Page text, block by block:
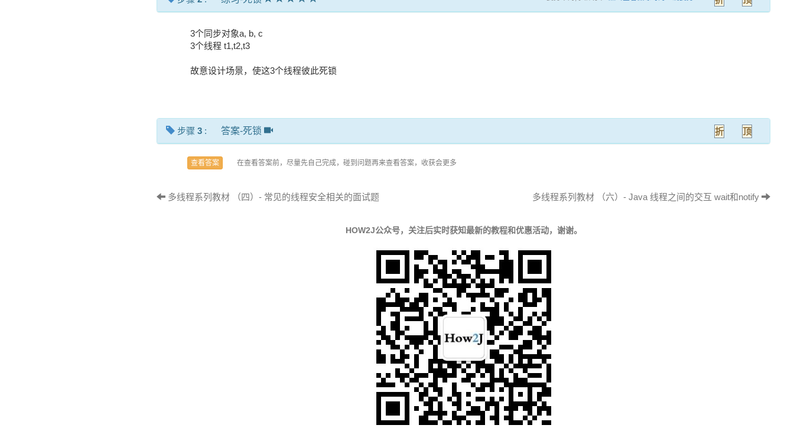
3个同步对象a, b, c
3个线程 t1,t2,t3
故意设计场景，使这3个线程彼此死锁
步骤 3 : 答案-死锁 顶
折
查看答案 在查看答案前，尽量先自己完成，碰到问题再来查看答案，收获会更多
多线程系列教材 （四）- 常见的线程安全相关的面试题 多线程系列教材 （六）- Java 线程之间的交互 wait和notify
HOW2J公众号，关注后实时获知最新的教程和优惠活动，谢谢。